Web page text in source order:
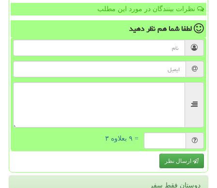
نظرات بینندگان در مورد این مطلب
لطفا شما همنظر دهید
= ۹ بعلاوه ۳
ارسال نظر
دوستان فقط سفر